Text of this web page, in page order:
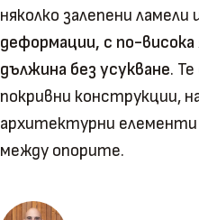
няколко залепени ламели
деформации, с по-
дължина без усукване.
покривни конструкции,
архитектурни елементи
между опорите.